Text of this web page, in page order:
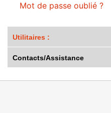
Mot de passe oublié ?
Utilitaires :
Contacts/Assistance